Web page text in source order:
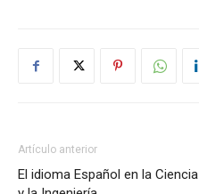
Artículo anterior
El idioma Español en la Ciencia